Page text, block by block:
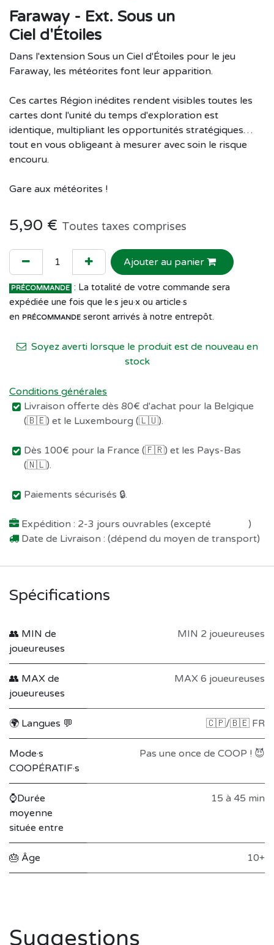
Faraway - Ext. Sous un
Ciel d'Étoiles
Dans l'extension Sous un Ciel d'Étoiles pour le jeu
Faraway, les météorites font leur apparition.
Ces cartes Région inédites rendent visibles toutes les
cartes dont l'unité du temps d'exploration est
identique, multipliant les opportunités stratégiques…
tout en vous obligeant à mesurer avec soin le risque
encouru.
Gare aux météorites !
5,90 € Toutes taxes comprises
Ajouter au panier
PRÉCOMMANDE : La totalité de votre commande sera
expédiée une fois que le·s jeu·x ou article·s
en PRÉCOMMANDE seront arrivés à notre entrepôt.
Soyez averti lorsque le produit est de nouveau en
stock
Conditions générales
Livraison offerte dès 80€ d'achat pour la Belgique
(🇧🇪) et le Luxembourg (🇱🇺).
Dès 100€ pour la France (🇫🇷) et les Pays-Bas
(🇳🇱).
Paiements sécurisés 🔒.
Expédition : 2-3 jours ouvrables (excepté
)
Date de Livraison : (dépend du moyen de transport)
Spécifications
👥 MIN de
joueureuses
MIN 2 joueureuses
👥 MAX de
joueureuses
MAX 6 joueureuses
🌍 Langues 💬 🇨🇵/🇧🇪 FR
Mode·s
COOPÉRATIF·s
Pas une once de COOP ! 😈
⌚Durée
moyenne
située entre
15 à 45 min
🎂 Âge 10+
Suggestions